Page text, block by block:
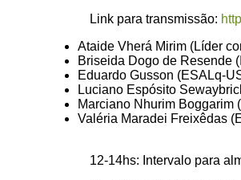
Link para transmissão:
Ataide Vherá Mirim (Líder
Briseida Dogo de Resende
Eduardo Gusson (ESALq-
Luciano Espósito
Marciano Nhurim Boggarim
Valéria Maradei Freixêdas
12-14hs: Intervalo para